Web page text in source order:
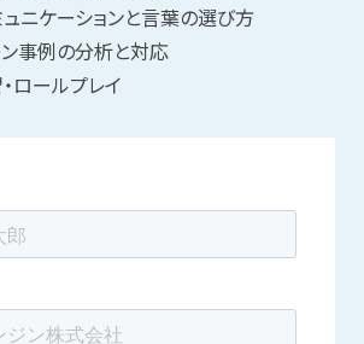
ニケーションと言葉の選び方
事例の分析と対応
ロールプレイ